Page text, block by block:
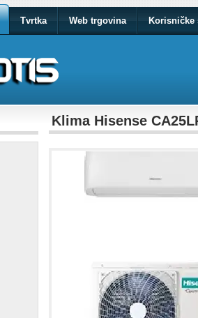
Tvrtka Web trgovina Korisničke
Klima Hisense